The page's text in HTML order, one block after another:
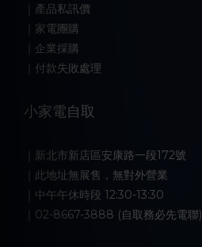
｜產品私訊價
｜家電團購
｜企業採購
｜付款失敗處理
小家電自取
｜新北市新店區安康路一段172號
｜此地址無展售，無對外營業
｜中午午休時段 12:30-13:30
｜02-8667-3888 (自取務必先電聯)